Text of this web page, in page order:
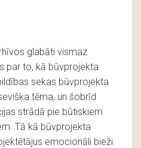
glabāti vismaz
par to, kā būvprojekta
sekas būvprojekta
tēma, un šobrīd
strādā pie būtiskiem
Tā kā būvprojekta
emocionāli bieži